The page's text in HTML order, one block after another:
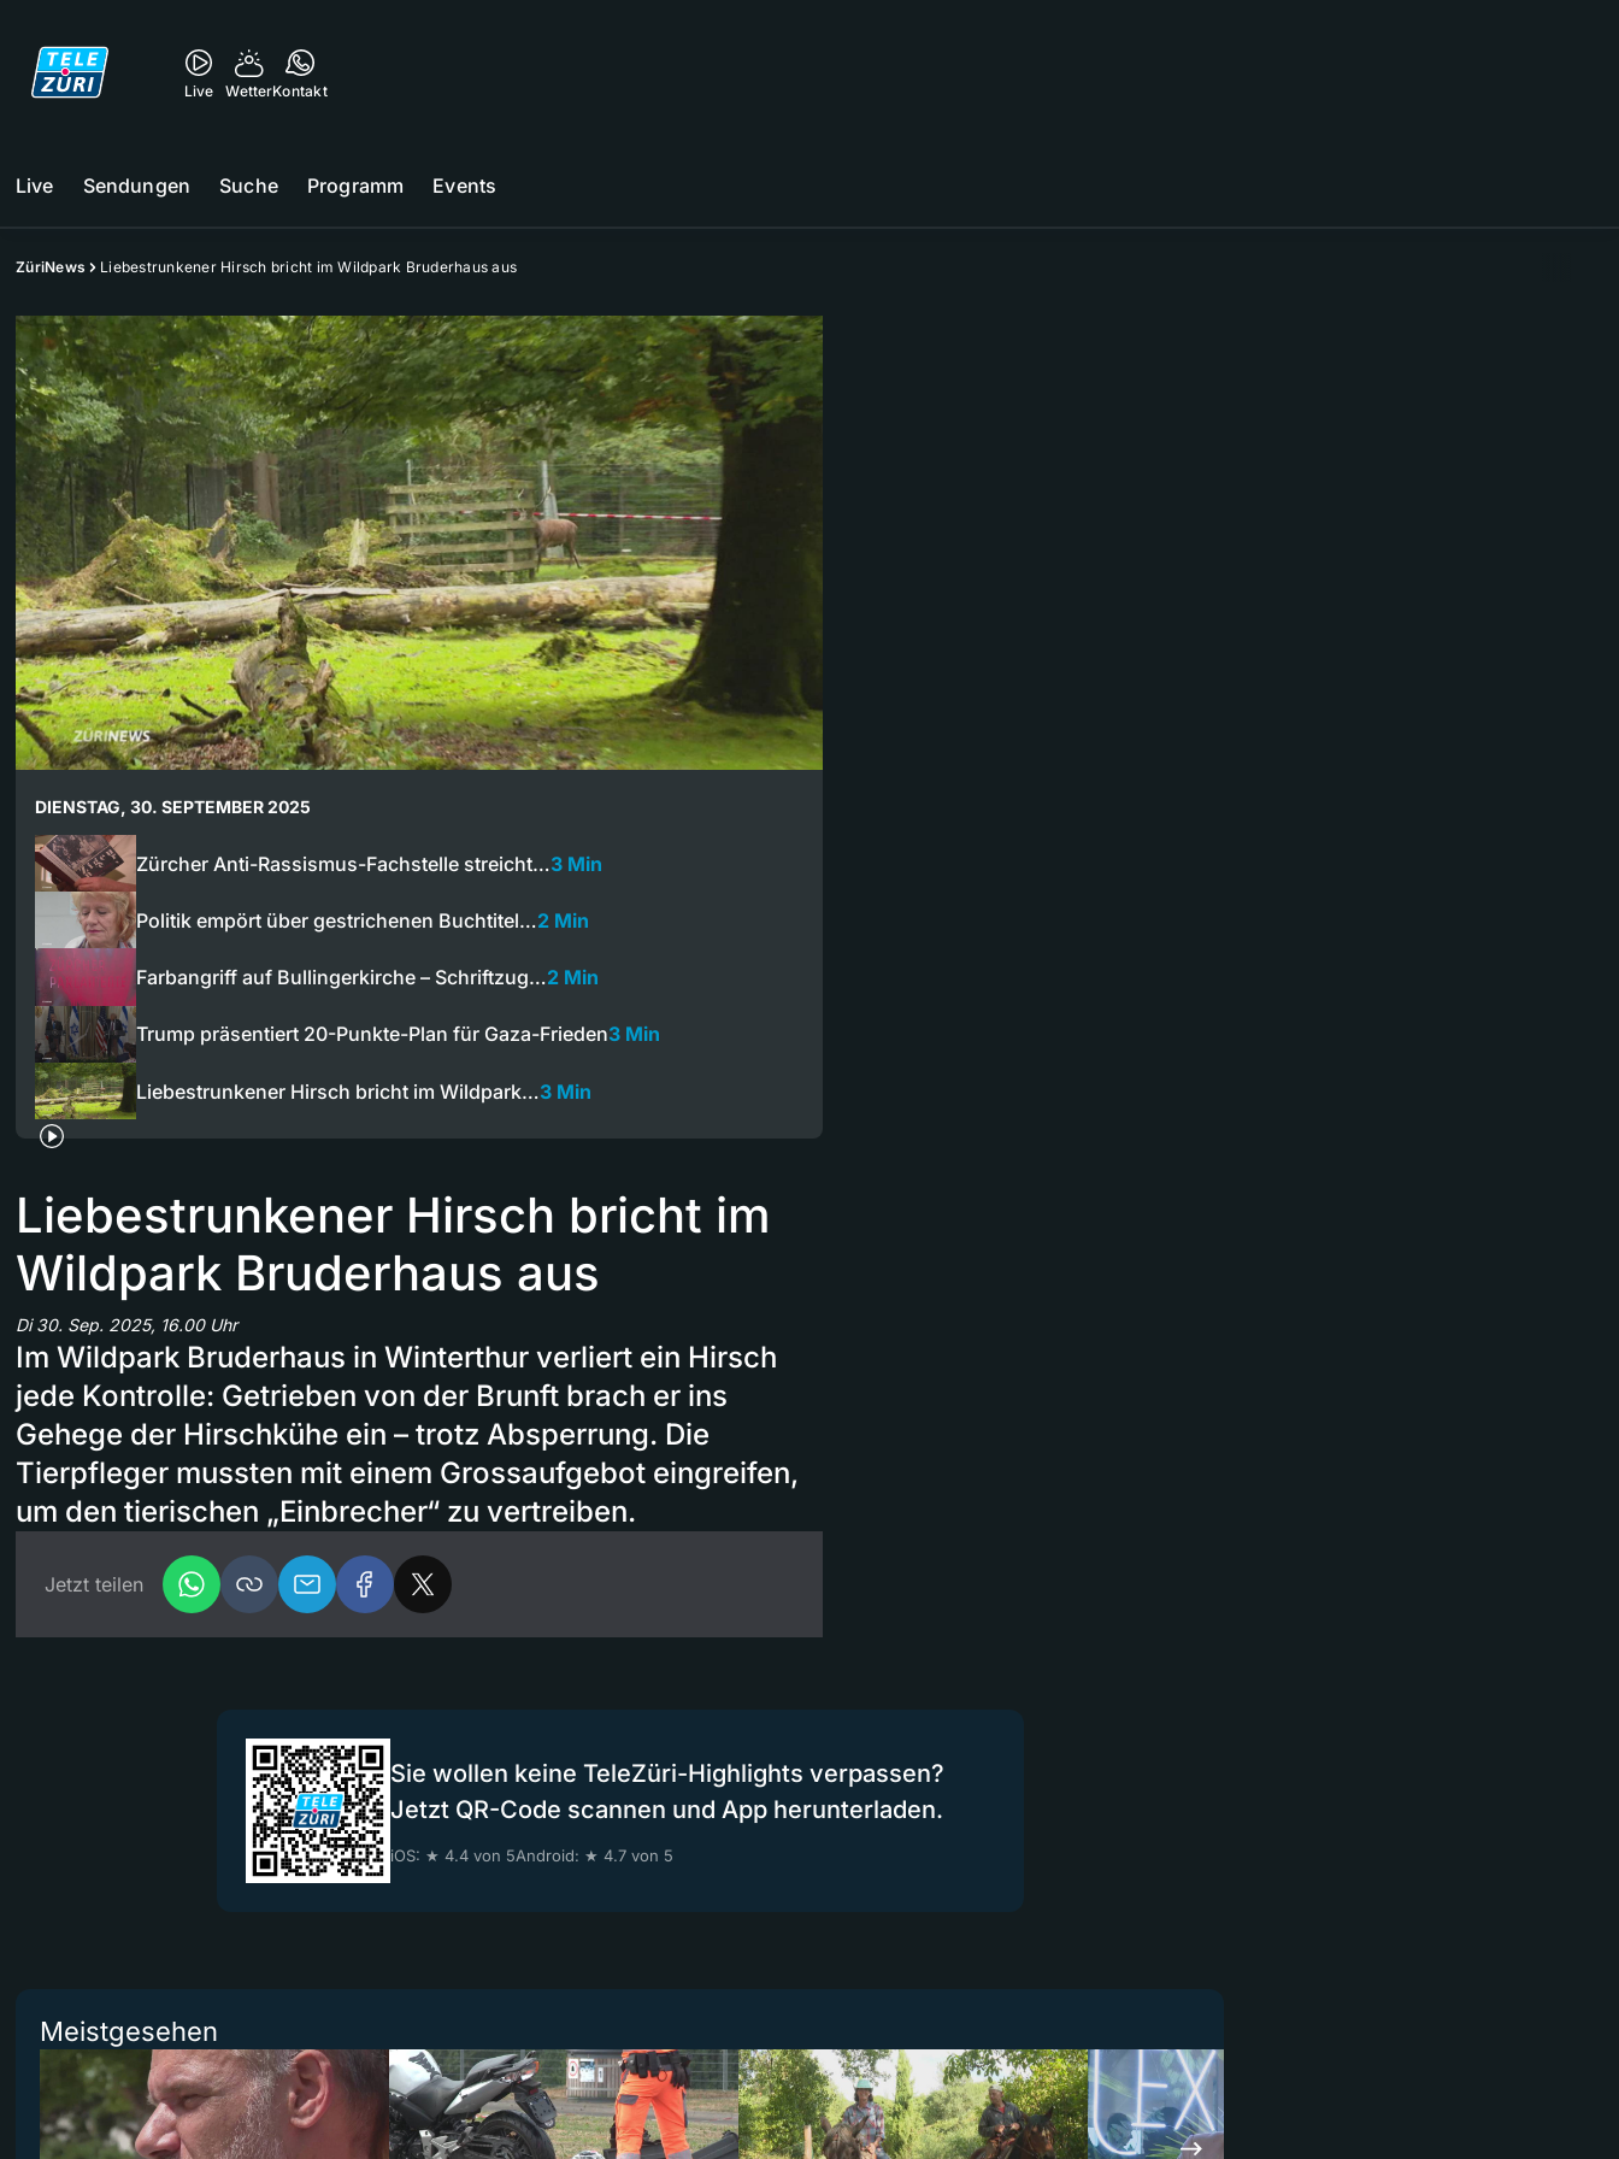
Live WetterKontakt
Live Sendungen Suche Programm Events
ZüriNews Liebestrunkener Hirsch bricht im Wildpark Bruderhaus aus
DIENSTAG, 30. SEPTEMBER 2025
Zürcher Anti-Rassismus-Fachstelle streicht…3 Min
Politik empört über gestrichenen Buchtitel…2 Min
Farbangriff auf Bullingerkirche – Schriftzug…2 Min
Trump präsentiert 20-Punkte-Plan für Gaza-Frieden3 Min
Liebestrunkener Hirsch bricht im Wildpark…3 Min
Liebestrunkener Hirsch bricht im
Wildpark Bruderhaus aus
Di 30. Sep. 2025, 16.00 Uhr
Im Wildpark Bruderhaus in Winterthur verliert ein Hirsch
jede Kontrolle: Getrieben von der Brunft brach er ins
Gehege der Hirschkühe ein – trotz Absperrung. Die
Tierpfleger mussten mit einem Grossaufgebot eingreifen,
um den tierischen „Einbrecher“ zu vertreiben.
Jetzt teilen
Sie wollen keine TeleZüri-Highlights verpassen?
Jetzt QR-Code scannen und App herunterladen.
iOS: ★ 4.4 von 5Android: ★ 4.7 von 5
Meistgesehen